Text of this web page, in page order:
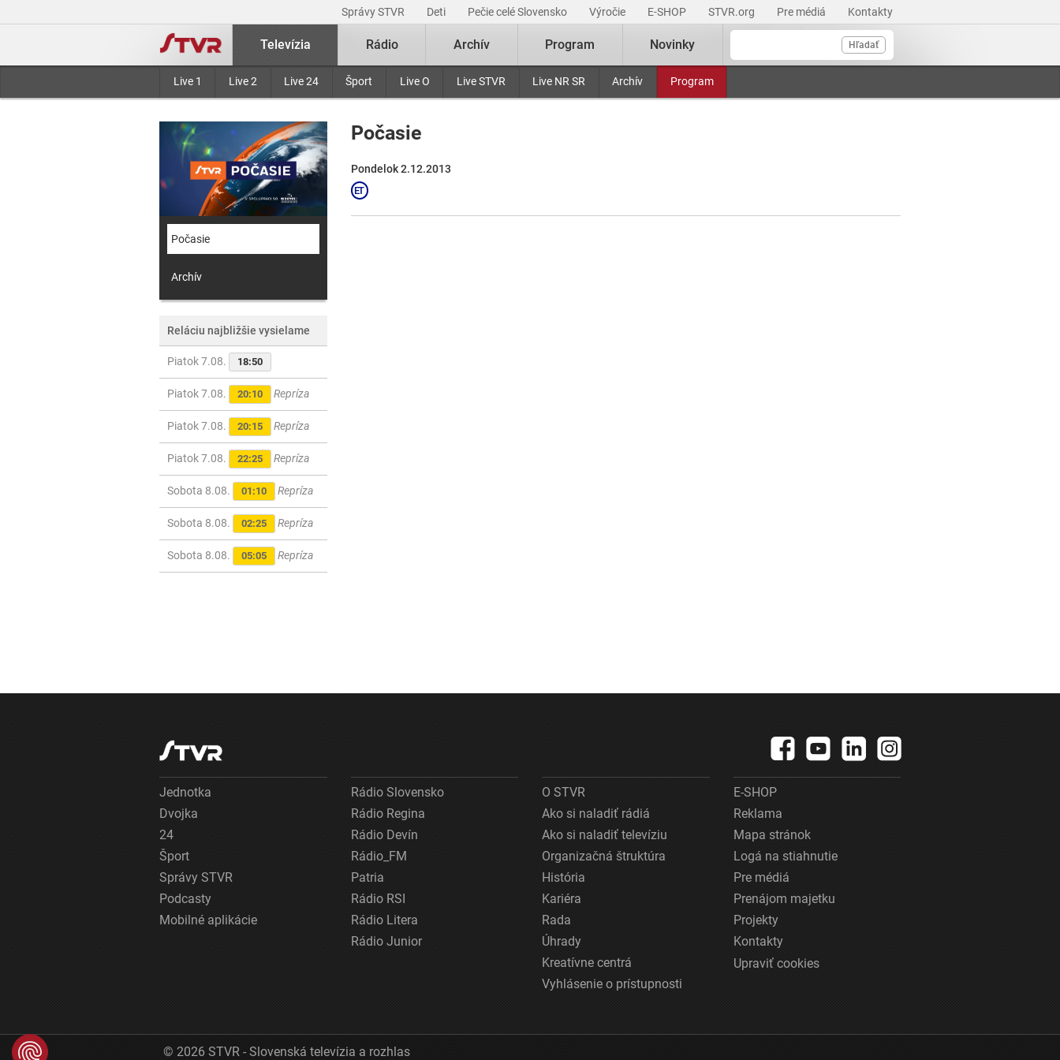
Správy STVR Deti Pečie celé Slovensko Výročie E-SHOP STVR.org Pre médiá Kontakty
Hľadať
Televízia
Live 1 Live 2 Live 24 Šport Live O Live STVR Live NR SR Archív Program
Rádio Archív Program Novinky
Počasie
Archív
Reláciu najbližšie vysielame
Piatok 7.08. 18:50
Piatok 7.08. 20:10 Repríza
Piatok 7.08. 20:15 Repríza
Piatok 7.08. 22:25 Repríza
Sobota 8.08. 01:10 Repríza
Sobota 8.08. 02:25 Repríza
Sobota 8.08. 05:05 Repríza
Počasie
Pondelok 2.12.2013
Jednotka
Dvojka
24
Šport
Správy STVR
Podcasty
Mobilné aplikácie
Rádio Slovensko
Rádio Regina
Rádio Devín
Rádio_FM
Patria
Rádio RSI
Rádio Litera
Rádio Junior
O STVR
Ako si naladiť rádiá
Ako si naladiť televíziu
Organizačná štruktúra
História
Kariéra
Rada
Úhrady
Kreatívne centrá
Vyhlásenie o prístupnosti
E-SHOP
Reklama
Mapa stránok
Logá na stiahnutie
Pre médiá
Prenájom majetku
Projekty
Kontakty
Upraviť cookies
© 2026 STVR - Slovenská televízia a rozhlas